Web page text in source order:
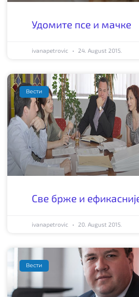
Удомите псе и мачке
ivanapetrovic 24. August 2015.
Вести
Све брже и
ivanapetrovic 20. August 2015.
Вести